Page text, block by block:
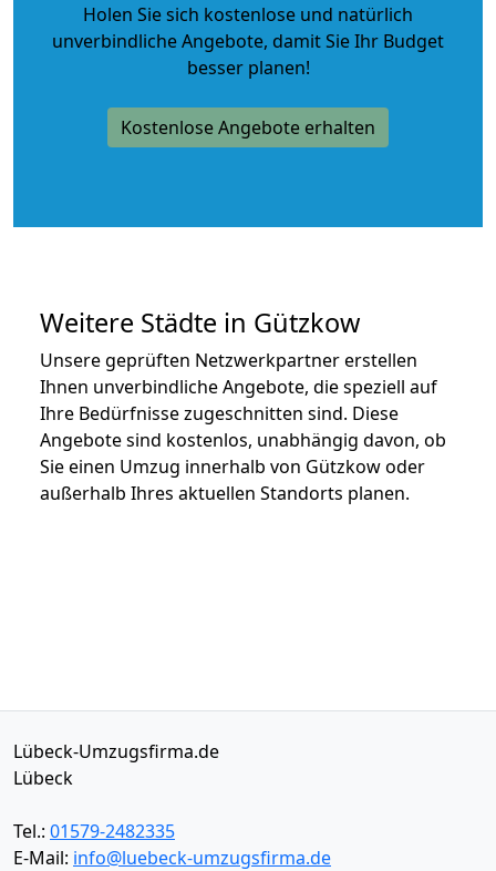
Holen Sie sich kostenlose und natürlich
unverbindliche Angebote, damit Sie Ihr Budget
besser planen!
Kostenlose Angebote erhalten
Weitere Städte in Gützkow
Unsere geprüften Netzwerkpartner erstellen
Ihnen unverbindliche Angebote, die speziell auf
Ihre Bedürfnisse zugeschnitten sind. Diese
Angebote sind kostenlos, unabhängig davon, ob
Sie einen Umzug innerhalb von Gützkow oder
außerhalb Ihres aktuellen Standorts planen.
Lübeck-Umzugsfirma.de
Lübeck
Tel.: 01579-2482335
E-Mail: info@luebeck-umzugsfirma.de